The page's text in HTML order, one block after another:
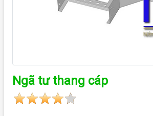
Ngã tư thang cáp